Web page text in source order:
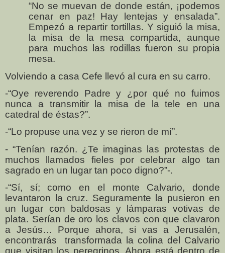
“No se muevan de donde están, ¡podemos
cenar en paz! Hay lentejas y ensalada”.
Empezó a repartir tortillas. Y siguió la misa,
la misa de la mesa compartida, aunque
para muchos las rodillas fueron su propia
mesa.
Volviendo a casa Cefe llevó al cura en su carro.
-“Oye reverendo Padre y ¿por qué no fuimos
nunca a transmitir la misa de la tele en una
catedral de éstas?”.
-“Lo propuse una vez y se rieron de mí”.
- “Tenían razón. ¿Te imaginas las protestas de
muchos llamados fieles por celebrar algo tan
sagrado en un lugar tan poco digno?”-.
-“Sí, sí; como en el monte Calvario, donde
levantaron la cruz. Seguramente la pusieron en
un lugar con baldosas y lámparas votivas de
plata. Serían de oro los clavos con que clavaron
a Jesús… Porque ahora, si vas a Jerusalén,
encontrarás
transformada la colina del Calvario
que visitan los peregrinos. Ahora está dentro de